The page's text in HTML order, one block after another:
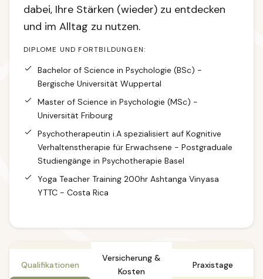
dabei, Ihre Stärken (wieder) zu entdecken
und im Alltag zu nutzen.
DIPLOME UND FORTBILDUNGEN:
Bachelor of Science in Psychologie (BSc) -
Bergische Universität Wuppertal
Master of Science in Psychologie (MSc) -
Universität Fribourg
Psychotherapeutin i.A spezialisiert auf Kognitive
Verhaltenstherapie für Erwachsene - Postgraduale
Studiengänge in Psychotherapie Basel
Yoga Teacher Training 200hr Ashtanga Vinyasa
YTTC - Costa Rica
Qualifikationen
Versicherung &
Kosten
Praxistage